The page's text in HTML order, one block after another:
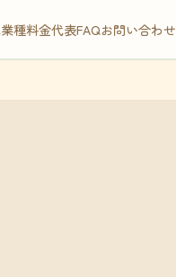
種料金代表FAQお問い合わせ